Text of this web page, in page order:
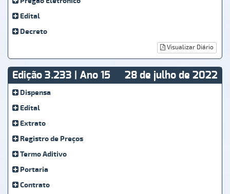
Edital
Decreto
Visualizar Diário
Edição 3.233 | Ano 15 28 de julho de 2022
Dispensa
Edital
Extrato
Registro de Preços
Termo Aditivo
Portaria
Contrato